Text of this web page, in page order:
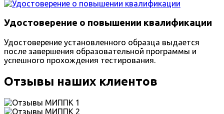
Удостоверение о повышении квалификации
Удостоверение установленного образца выдается
после завершения образовательной программы и
успешного прохождения тестирования.
Отзывы наших клиентов